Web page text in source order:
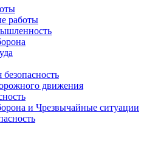
работы
движения
и Чрезвычайные ситуации